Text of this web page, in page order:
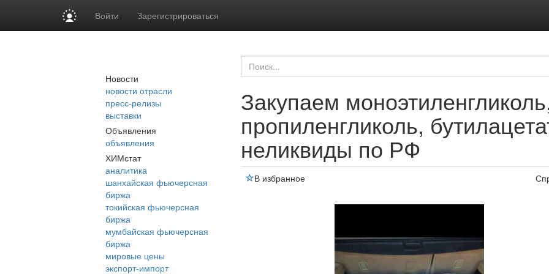
Войти Зарегистрироваться
Новости
новости отрасли
пресс-релизы
выставки
Объявления
объявления
ХИМстат
аналитика
шанхайская фьючерсная
биржа
токийская фьючерсная
биржа
мумбайская фьючерсная
биржа
мировые цены
экспорт-импорт
Закупаем
пропиленгликоль,
неликвиды по РФ
В избранное